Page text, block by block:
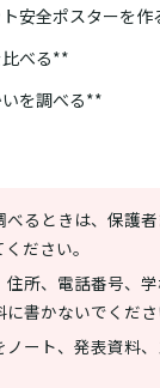
安全ポスターを作
べる**
を調べる**
べるときは、保護
ださい。
所、電話番号、学
書かないでくださ
ノート、発表資料